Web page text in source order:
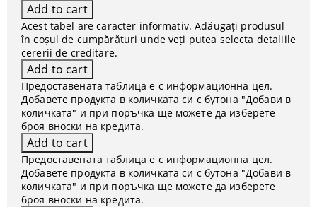
Acest tabel are caracter informativ. Adăugați produsul
în coșul de cumpărături unde veți putea selecta detaliile
cererii de creditare.
Предоставената таблица е с информационна цел.
Добавете продукта в количката си с бутона "Добави в
количката" и при поръчка ще можете да изберете
броя вноски на кредита.
Предоставената таблица е с информационна цел.
Добавете продукта в количката си с бутона "Добави в
количката" и при поръчка ще можете да изберете
броя вноски на кредита.